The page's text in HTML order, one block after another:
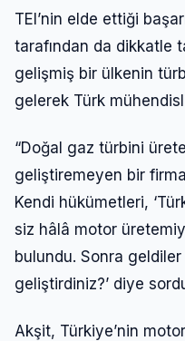
TEI’nin elde ettiği
tarafından da dikkatle
gelişmiş bir ülkenin
gelerek Türk
“Doğal gaz türbini
geliştiremeyen bir
Kendi hükümetleri,
siz hâlâ motor
bulundu. Sonra geldiler
geliştirdiniz?’ diye
Akşit, Türkiye’nin